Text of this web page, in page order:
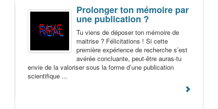
Prolonger ton mémoire par
une publication ?
Tu viens de déposer ton mémoire de
maitrise ? Félicitations ! Si cette
première expérience de recherche s’est
avérée concluante, peut-être auras-tu
envie de la valoriser sous la forme d’une publication
scientifique ...